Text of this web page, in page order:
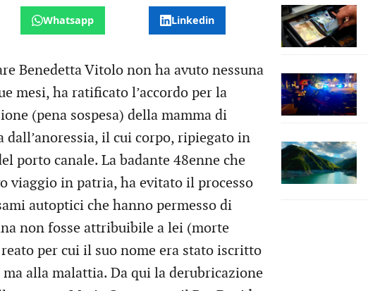
Whatsapp Linkedin
Benedetta Vitolo non ha avuto nessuna
mesi, ha ratificato l’accordo per la
(pena sospesa) della mamma di
dall’anoressia, il cui corpo, ripiegato in
porto canale. La badante 48enne che
in patria, ha evitato il processo
autoptici che hanno permesso di
non fosse attribuibile a lei (morte
per cui il suo nome era stato iscritto
alla malattia. Da qui la derubricazione